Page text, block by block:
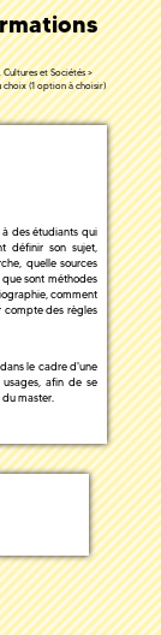
Cultures et Sociétés
choix (1 option à choisir)
à des étudiants qui
définir son sujet,
quelle sources
sont méthodes
comment
compte des règles
le cadre d'une
afin de se
master.